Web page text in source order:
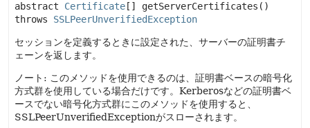
abstract
Certificate [] getServerCertificates ()
throws SSLPeerUnverifiedException
セッションを定義するときに設定された、サーバーの証明書チ
ェーンを返します。
ノート: このメソッドを使用できるのは、証明書ベースの暗号化
方式群を使用している場合だけです。Kerberosなどの証明書ベ
ースでない暗号化方式群にこのメソッドを使用すると、
SSLPeerUnverifiedExceptionがスローされます。